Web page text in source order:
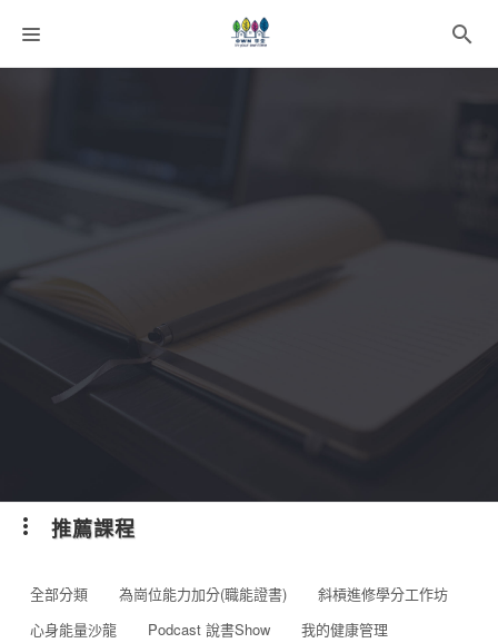
推薦課程
全部分類 為崗位能力加分(職能證書)
斜槓進修學分工作坊
心身能量沙龍
Podcast 說書Show
我的健康管理